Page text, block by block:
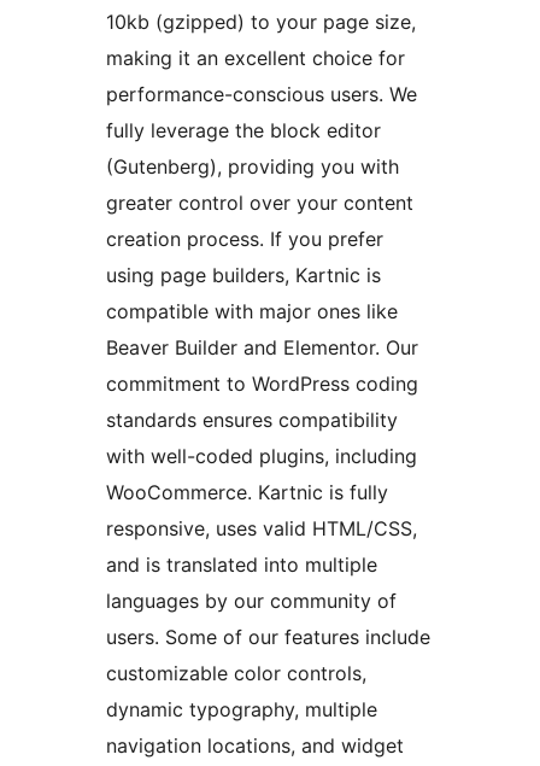
10kb (gzipped) to your page size,
making it an excellent choice for
performance-conscious users. We
fully leverage the block editor
(Gutenberg), providing you with
greater control over your content
creation process. If you prefer
using page builders, Kartnic is
compatible with major ones like
Beaver Builder and Elementor. Our
commitment to WordPress coding
standards ensures compatibility
with well-coded plugins, including
WooCommerce. Kartnic is fully
responsive, uses valid HTML/CSS,
and is translated into multiple
languages by our community of
users. Some of our features include
customizable color controls,
dynamic typography, multiple
navigation locations, and widget